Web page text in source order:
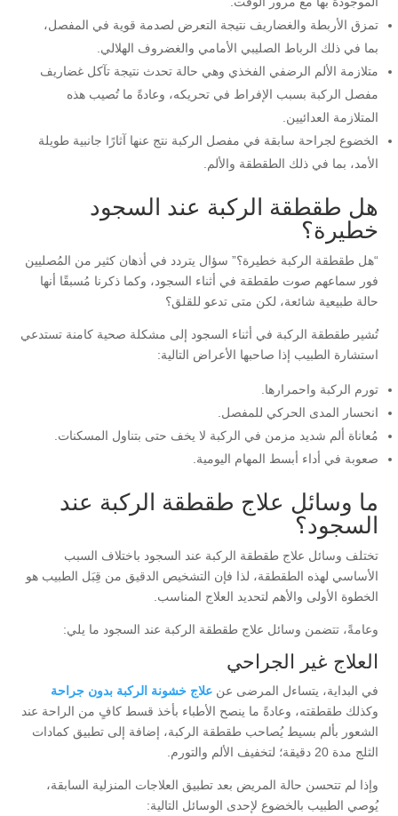
تمزق الأربطة والغضاريف نتيجة التعرض لصدمة قوية في المفصل،
بما في ذلك الرباط الصليبي الأمامي والغضروف الهلالي.
متلازمة الألم الرضفي الفخذي وهي حالة تحدث نتيجة تآكل غضاريف
مفصل الركبة بسبب الإفراط في تحريكه، وعادةً ما تُصيب هذه
المتلازمة العدائيين.
الخضوع لجراحة سابقة في مفصل الركبة نتج عنها آثارًا جانبية طويلة
الأمد، بما في ذلك الطقطقة والألم.
هل طقطقة الركبة عند السجود
خطيرة؟
“هل طقطقة الركبة خطيرة؟” سؤال يتردد في أذهان كثير من المُصليين
فور سماعهم صوت طقطقة في أثناء السجود، وكما ذكرنا مُسبقًا أنها
حالة طبيعية شائعة، لكن متى تدعو للقلق؟
تُشير طقطقة الركبة في أثناء السجود إلى مشكلة صحية كامنة تستدعي
استشارة الطبيب إذا صاحبها الأعراض التالية:
تورم الركبة واحمرارها.
انحسار المدى الحركي للمفصل.
مُعاناة ألم شديد مزمن في الركبة لا يخف حتى بتناول المسكنات.
صعوبة في أداء أبسط المهام اليومية.
ما وسائل علاج طقطقة الركبة عند
السجود؟
تختلف وسائل علاج طقطقة الركبة عند السجود باختلاف السبب
الأساسي لهذه الطقطقة، لذا فإن التشخيص الدقيق من قِبَل الطبيب هو
الخطوة الأولى والأهم لتحديد العلاج المناسب.
وعامةً، تتضمن وسائل علاج طقطقة الركبة عند السجود ما يلي:
العلاج غير الجراحي
في البداية، يتساءل المرضى عنعلاج خشونة الركبة بدون جراحة
وكذلك طقطقته، وعادةً ما ينصح الأطباء بأخذ قسط كافٍ من الراحة عند
الشعور بألم بسيط يُصاحب طقطقة الركبة، إضافة إلى تطبيق كمادات
الثلج مدة 20 دقيقة؛ لتخفيف الألم والتورم.
وإذا لم تتحسن حالة المريض بعد تطبيق العلاجات المنزلية السابقة،
يُوصي الطبيب بالخضوع لإحدى الوسائل التالية: